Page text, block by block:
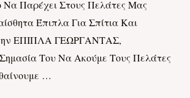
Να Παρέχει Στους Πελάτες Μας
Έπιπλα Για Σπίτια Και
ΕΠΙΠΛΑ ΓΕΩΡΓΑΝΤΑΣ,
Του Να Ακούμε Τους Πελάτες
…